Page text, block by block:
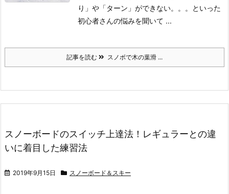
り」や「ターン」ができない。。。といった
初心者さんの悩みを聞いて ...
記事を読む スノボで木の葉滑 ...
スノーボードのスイッチ上達法！レギュラーとの違
いに着目した練習法
2019年9月15日 スノーボード＆スキー